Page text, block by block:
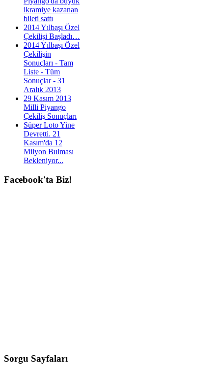
ikramiye kazanan
bileti sattı
2014 Yılbaşı Özel
Çekilişi Başladı…
2014 Yılbaşı Özel
Çekilişin
Sonuçları - Tam
Liste - Tüm
Sonuçlar - 31
Aralık 2013
29 Kasım 2013
Milli Piyango
Çekiliş Sonuçları
Süper Loto Yine
Devretti. 21
Kasım'da 12
Milyon Bulması
Bekleniyor...
Facebook'ta Biz!
Sorgu Sayfaları